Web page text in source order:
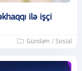
ilə işçi
Gündəm / Sosial